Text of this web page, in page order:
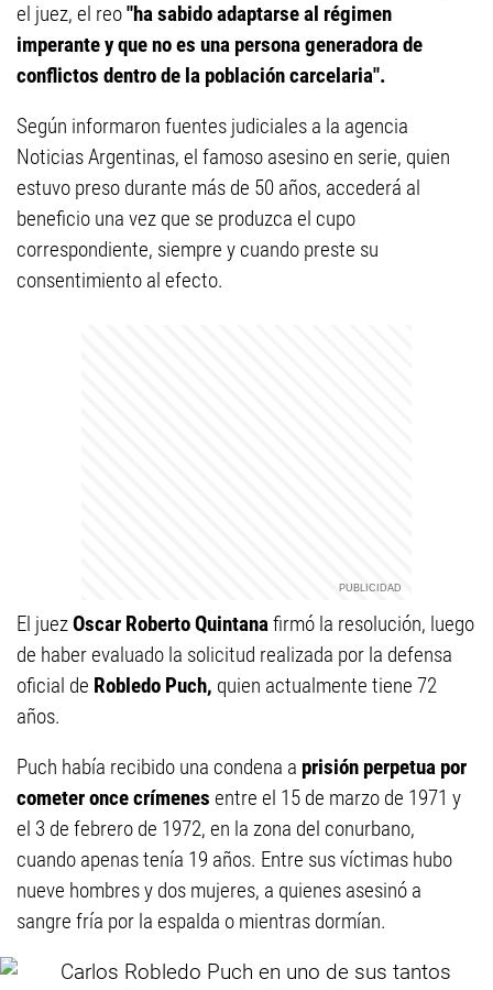
el juez, el reo"ha sabido adaptarse al régimen
imperante y que no es una persona generadora de
conflictos dentro de la población carcelaria".
Según informaron fuentes judiciales a la agencia
Noticias Argentinas, el famoso asesino en serie, quien
estuvo preso durante más de 50 años, accederá al
beneficio una vez que se produzca el cupo
correspondiente, siempre y cuando preste su
consentimiento al efecto.
El juezOscar Roberto Quintanafirmó la resolución, luego
de haber evaluado la solicitud realizada por la defensa
oficial de Robledo Puch, quien actualmente tiene 72
años.
Puch había recibido una condena a prisión perpetua por
cometer once crímenes entre el 15 de marzo de 1971 y
el 3 de febrero de 1972, en la zona del conurbano,
cuando apenas tenía 19 años. Entre sus víctimas hubo
nueve hombres y dos mujeres, a quienes asesinó a
sangre fría por la espalda o mientras dormían.